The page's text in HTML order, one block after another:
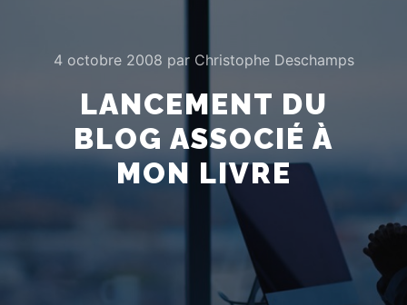
4 octobre 2008 par Christophe Deschamps
LANCEMENT DU
BLOG ASSOCIÉ À
MON LIVRE